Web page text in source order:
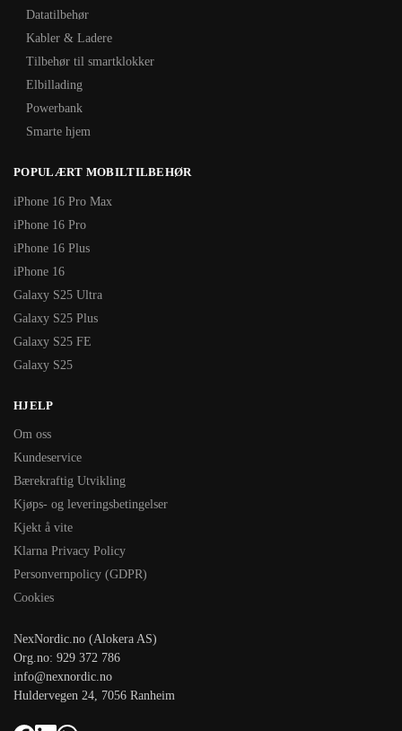
Datatilbehør
Kabler & Ladere
Tilbehør til smartklokker
Elbillading
Powerbank
Smarte hjem
POPULÆRT MOBILTILBEHØR
iPhone 16 Pro Max
iPhone 16 Pro
iPhone 16 Plus
iPhone 16
Galaxy S25 Ultra
Galaxy S25 Plus
Galaxy S25 FE
Galaxy S25
HJELP
Om oss
Kundeservice
Bærekraftig Utvikling
Kjøps- og leveringsbetingelser
Kjekt å vite
Klarna Privacy Policy
Personvernpolicy (GDPR)
Cookies
NexNordic.no (Alokera AS)
Org.no: 929 372 786
info@nexnordic.no
Huldervegen 24, 7056 Ranheim